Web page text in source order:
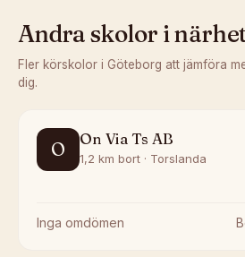
Andra skolor i
Fler körskolor i Göteborg att jämföra
dig.
O On Via Ts AB
1,2 km bort · Torslanda
Inga omdömen